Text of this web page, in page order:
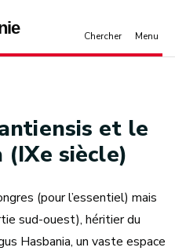
et le
(IXe siècle)
(pour l’essentiel) mais
sud-ouest), héritier du
Hasbania, un vaste espace